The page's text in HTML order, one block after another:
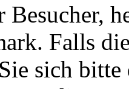
Besucher,
Falls
sich bitte